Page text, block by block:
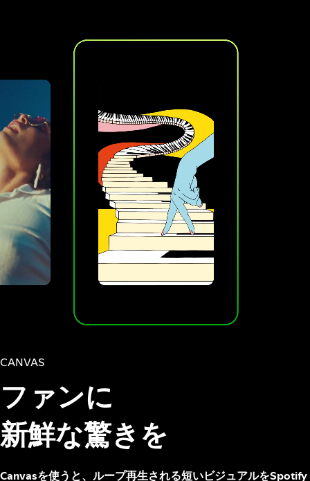
CANVAS
ファンに
新鮮な驚きを
Canvasを使うと、ループ再生される短いビジュアルをSpotify